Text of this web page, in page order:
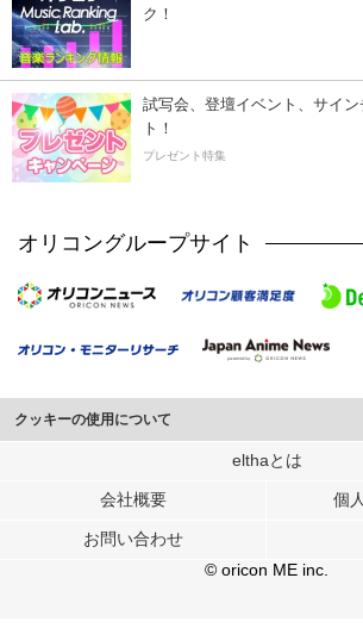
ク！
試写会、登壇イベント、サイ
ト！
プレゼント特集
オリコングループサイト
クッキーの使用について
このサイトでは Cookie を使用して、ユーザーに合わ
行っています。
メディアや広告配信、データ解析の各パートナーに提
各パートナーは、この情報とユーザーが各パートナー
ユーザーが各パートナーのサービスを使用したときに
elthaとは
会社概要 個
お問い合わせ
© oricon ME inc.